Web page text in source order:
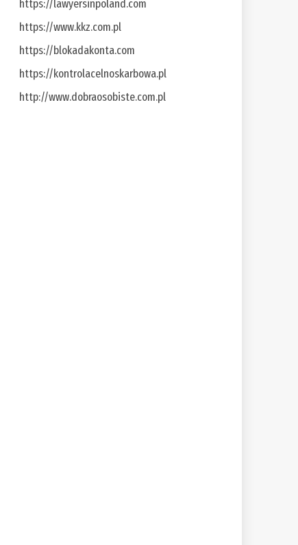
https://lawyersinpoland.com
https://www.kkz.com.pl
https://blokadakonta.com
https://kontrolacelnoskarbowa.pl
http://www.dobraosobiste.com.pl